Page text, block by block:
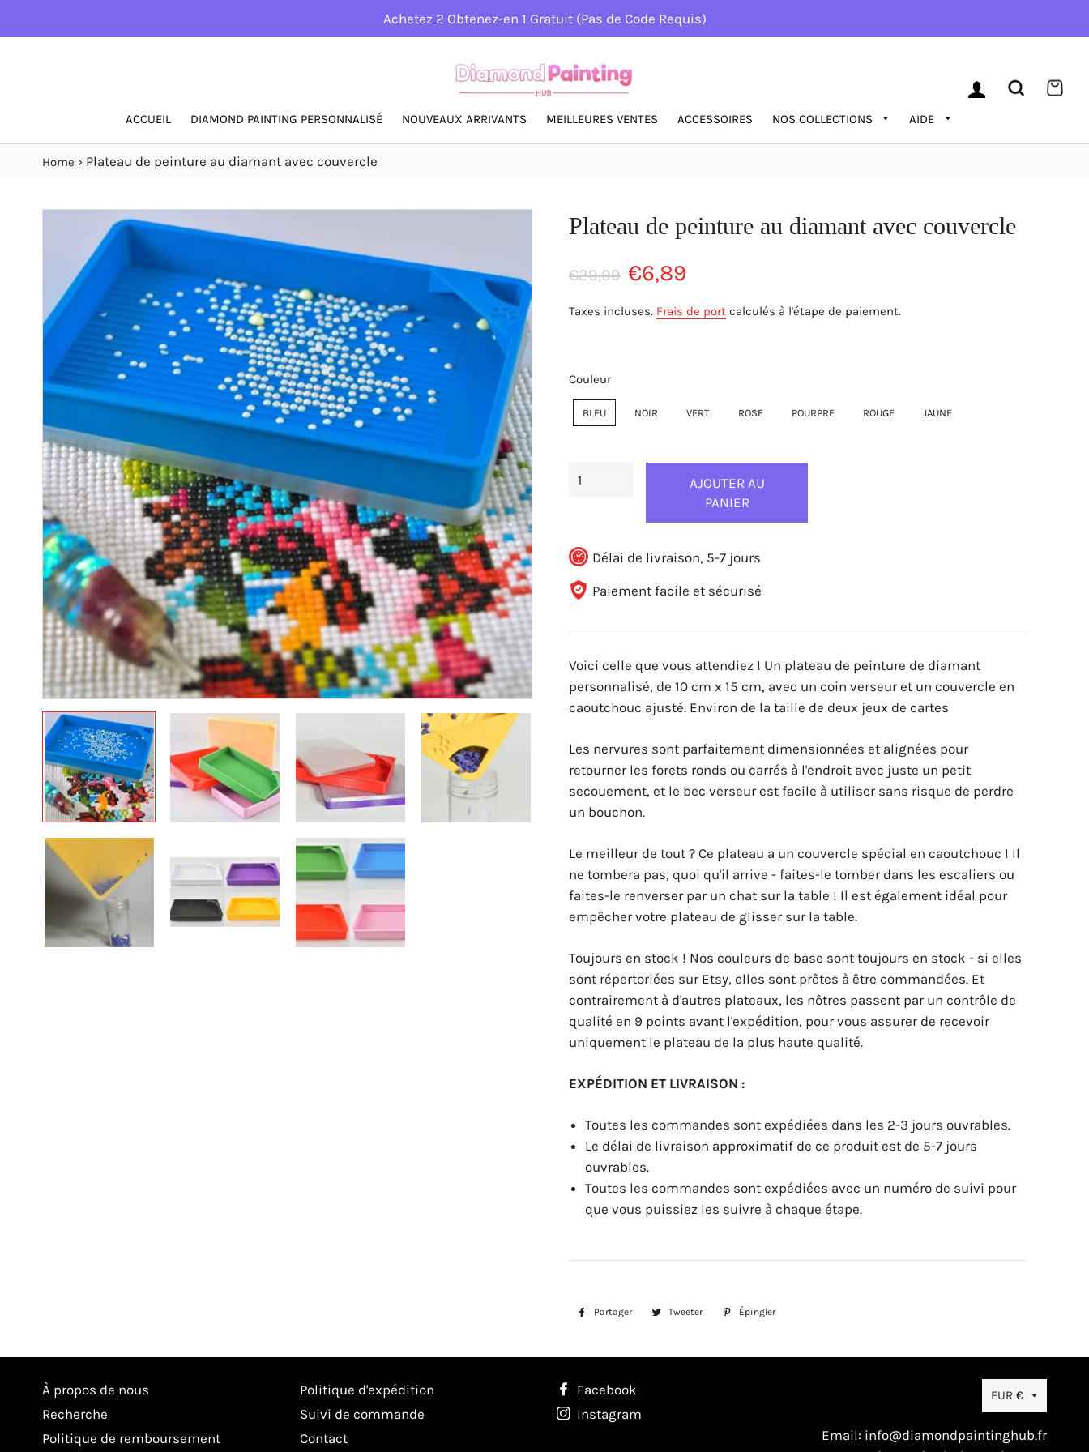
Achetez 2 Obtenez-en 1 Gratuit (Pas de Code Requis)
ACCUEIL DIAMOND PAINTING PERSONNALISÉ NOUVEAUX ARRIVANTS MEILLEURES VENTES ACCESSOIRES NOS COLLECTIONS AIDE
SE CONNECTER
Home › Plateau de peinture au diamant avec couvercle
Plateau de peinture au diamant avec couvercle
Prix
régulier
€29,99 Prix
réduit
€6,89
Taxes incluses. Frais de port calculés à l'étape de paiement.
Couleur
BLEU NOIR VERT ROSE POURPRE ROUGE JAUNE
AJOUTER AU
PANIER
Délai de livraison, 5-7 jours
Paiement facile et sécurisé
Voici celle que vous attendiez ! Un plateau de peinture de diamant
personnalisé, de 10 cm x 15 cm, avec un coin verseur et un couvercle en
caoutchouc ajusté. Environ de la taille de deux jeux de cartes
Les nervures sont parfaitement dimensionnées et alignées pour
retourner les forets ronds ou carrés à l'endroit avec juste un petit
secouement, et le bec verseur est facile à utiliser sans risque de perdre
un bouchon.
Le meilleur de tout ? Ce plateau a un couvercle spécial en caoutchouc ! Il
ne tombera pas, quoi qu'il arrive - faites-le tomber dans les escaliers ou
faites-le renverser par un chat sur la table ! Il est également idéal pour
empêcher votre plateau de glisser sur la table.
Toujours en stock ! Nos couleurs de base sont toujours en stock - si elles
sont répertoriées sur Etsy, elles sont prêtes à être commandées. Et
contrairement à d'autres plateaux, les nôtres passent par un contrôle de
qualité en 9 points avant l'expédition, pour vous assurer de recevoir
uniquement le plateau de la plus haute qualité.
EXPÉDITION ET LIVRAISON :
Toutes les commandes sont expédiées dans les 2-3 jours ouvrables.
Le délai de livraison approximatif de ce produit est de 5-7 jours
ouvrables.
Toutes les commandes sont expédiées avec un numéro de suivi pour
que vous puissiez les suivre à chaque étape.
Partager
PartagerTweeter
TweeterÉpingler
À propos de nous
Recherche
Politique de remboursement
Politique d'expédition
Suivi de commande
Contact
Facebook
Instagram
Devise
EUR €
Email: info@diamondpaintinghub.fr